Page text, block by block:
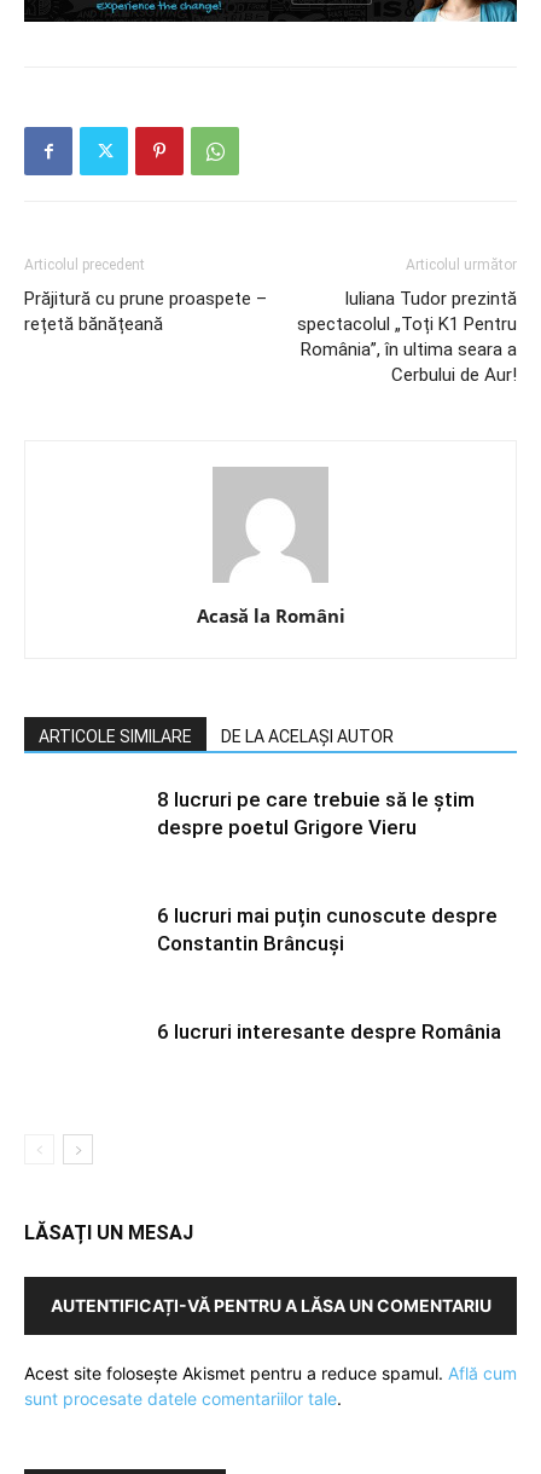
Articolul precedent
Prăjitură cu prune proaspete –
rețetă bănățeană
Articolul următor
Iuliana Tudor prezintă
spectacolul „Toți K1 Pentru
România”, în ultima seara a
Cerbului de Aur!
Acasă la Români
ARTICOLE SIMILARE DE LA ACELAȘI AUTOR
8 lucruri pe care trebuie să le știm
despre poetul Grigore Vieru
6 lucruri mai puțin cunoscute despre
Constantin Brâncuși
6 lucruri interesante despre România
LĂSAȚI UN MESAJ
AUTENTIFICAȚI-VĂ PENTRU A LĂSA UN COMENTARIU
Acest site folosește Akismet pentru a reduce spamul. Află cum
sunt procesate datele comentariilor tale.